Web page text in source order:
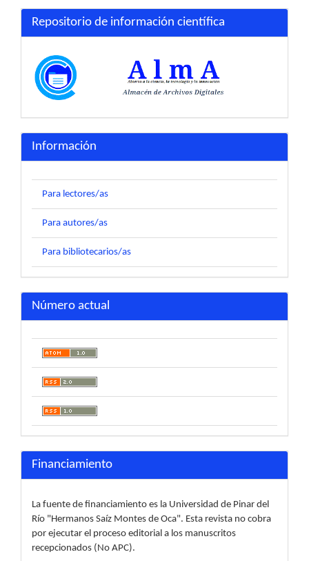
Repositorio de información científica
Información
Para lectores/as
Para autores/as
Para bibliotecarios/as
Número actual
Financiamiento
La fuente de financiamiento es la Universidad de Pinar del
Río "Hermanos Saíz Montes de Oca". Esta revista no cobra
por ejecutar el proceso editorial a los manuscritos
recepcionados (No APC).